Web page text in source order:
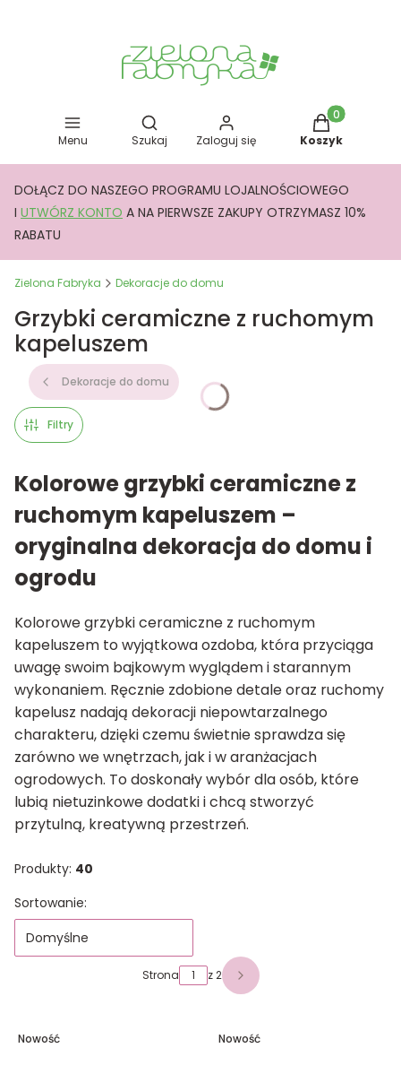
Menu
Otwórz wyszukiwarkę
Szukaj Zaloguj się
Produkty w
Koszyk
DOŁĄCZ DO NASZEGO PROGRAMU LOJALNOŚCIOWEGO
I UTWÓRZ KONTO A NA PIERWSZE ZAKUPY OTRZYMASZ 10%
RABATU
Zielona Fabryka Dekoracje do domu
Grzybki ceramiczne z ruchomym
kapeluszem
Dekoracje do domu
Filtry
Kolorowe grzybki ceramiczne z
ruchomym kapeluszem –
oryginalna dekoracja do domu i
ogrodu
Kolorowe grzybki ceramiczne z ruchomym
kapeluszem to wyjątkowa ozdoba, która przyciąga
uwagę swoim bajkowym wyglądem i starannym
wykonaniem. Ręcznie zdobione detale oraz ruchomy
kapelusz nadają dekoracji niepowtarzalnego
charakteru, dzięki czemu świetnie sprawdza się
zarówno we wnętrzach, jak i w aranżacjach
ogrodowych. To doskonały wybór dla osób, które
lubią nietuzinkowe dodatki i chcą stworzyć
przytulną, kreatywną przestrzeń.
Produkty: 40
Lista produktów
Sortowanie:
Domyślne
Strona z 2 Następne produkty
Nowość Nowość